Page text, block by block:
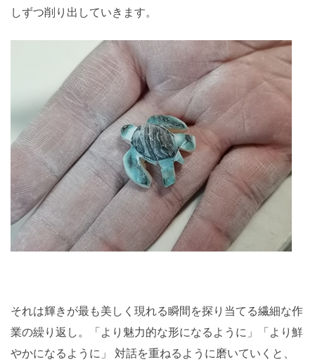
しずつ削り出していきます。
それは輝きが最も美しく現れる瞬間を探り当てる繊細な作
業の繰り返し。「 より魅力的な形になるように」「より鮮
やかになるように」 対話を重ねるように磨いていくと、